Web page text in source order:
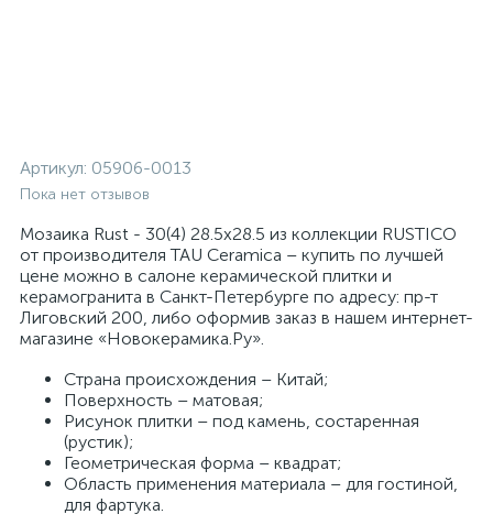
Артикул: 05906-0013
Пока нет отзывов
Мозаика Rust - 30(4) 28.5x28.5 из коллекции RUSTICO
от производителя TAU Ceramica – купить по лучшей
цене можно в салоне керамической плитки и
керамогранита в Санкт-Петербурге по адресу: пр-т
Лиговский 200, либо оформив заказ в нашем интернет-
магазине «Новокерамика.Ру».
Страна происхождения – Китай;
Поверхность – матовая;
Рисунок плитки – под камень, состаренная
(рустик);
Геометрическая форма – квадрат;
Область применения материала – для гостиной,
для фартука.